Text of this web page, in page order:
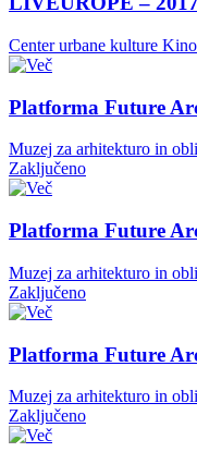
Center urbane kulture
Platforma Future
Muzej za arhitekturo in
Zaključeno
Platforma Future
Muzej za arhitekturo in
Zaključeno
Platforma Future
Muzej za arhitekturo in
Zaključeno